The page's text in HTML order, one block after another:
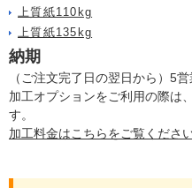
上質紙110kg
上質紙135kg
納期
（ご注文完了日の翌日から）5
加工オプションをご利用の際は
す。
加工料金はこちらをご覧ください